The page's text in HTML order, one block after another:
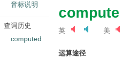
英 美
运算途径
音标说明
查词历史
computed